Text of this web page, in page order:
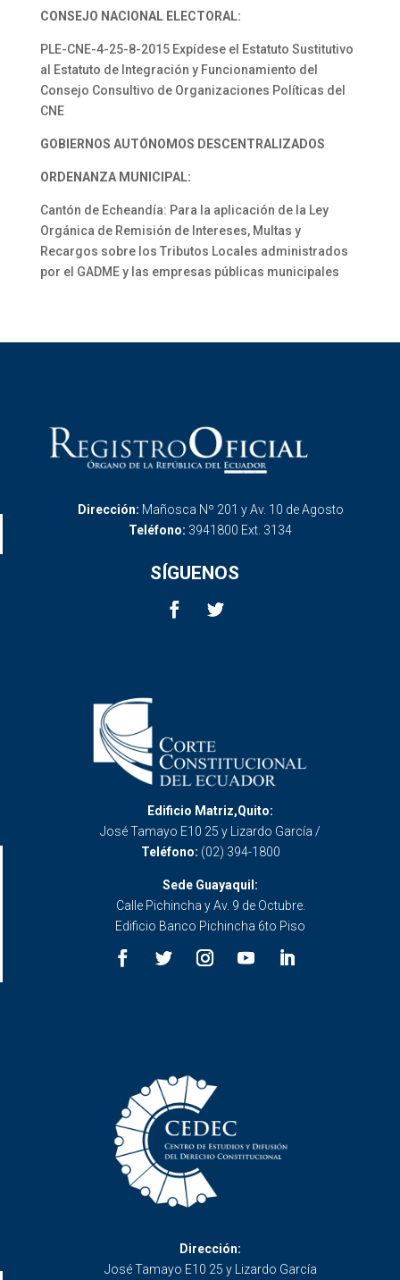
CONSEJO NACIONAL ELECTORAL:
PLE-CNE-4-25-8-2015 Expídese el Estatuto Sustitutivo
al Estatuto de Integración y Funcionamiento del
Consejo Consultivo de Organizaciones Políticas del
CNE
GOBIERNOS AUTÓNOMOS DESCENTRALIZADOS
ORDENANZA MUNICIPAL:
Cantón de Echeandía: Para la aplicación de la Ley
Orgánica de Remisión de Intereses, Multas y
Recargos sobre los Tributos Locales administrados
por el GADME y las empresas públicas municipales
Dirección: Mañosca Nº 201 y Av. 10 de Agosto
Teléfono: 3941800 Ext. 3134
SÍGUENOS
Edificio Matriz,Quito:
José Tamayo E10 25 y Lizardo García /
Teléfono: (02) 394-1800
Sede Guayaquil:
Calle Pichincha y Av. 9 de Octubre.
Edificio Banco Pichincha 6to Piso
Dirección:
José Tamayo E10 25 y Lizardo García